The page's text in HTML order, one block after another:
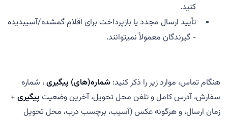
کنید.
تأیید ارسال مجدد یا بازپرداخت برای اقلام گمشده/آسیبدیده
- گیرندگان معمولاً نمیتوانند.
هنگام تماس، موارد زیر را ذکر کنید: شماره(های) پیگیری، شماره
سفارش، آدرس کامل و تلفن محل تحویل، آخرین وضعیت پیگیری +
زمان ارسال، و هرگونه عکس (آسیب، برچسب درب، محل تحویل